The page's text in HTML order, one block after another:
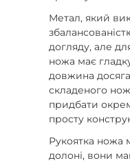
Метал, який
догляду, але
ножа має
довжина
складеного
придбати
просту
Рукоятка ножа
долоні, вони